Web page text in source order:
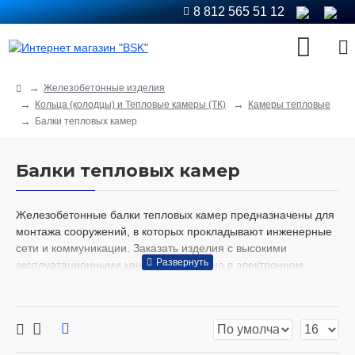
8 812 565 51 12
Железобетонные изделия
Кольца (колодцы) и Тепловые камеры (ТК)
Камеры тепловые
Балки тепловых камер
Балки тепловых камер
Железобетонные балки тепловых камер предназначены для
монтажа сооружений, в которых прокладывают инженерные
сети и коммуникации. Заказать изделия с высокими
эксплуатационными качествами удобно в электронном
теплосетей и газопроводных магистралей, а также